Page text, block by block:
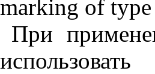
marking of
При